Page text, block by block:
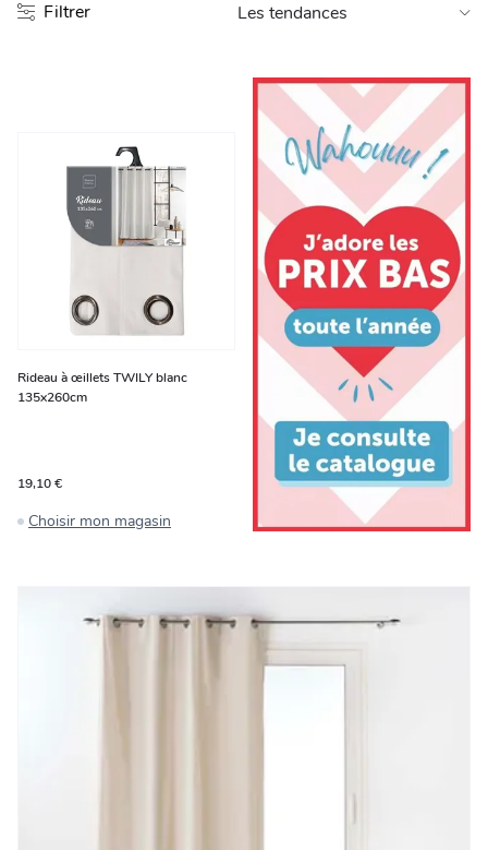
Bricolage et auto
Jardin et plein air
Filtrer
Rideau à œillets TWILY blanc
135x260cm
19,10 €
Choisir mon magasin